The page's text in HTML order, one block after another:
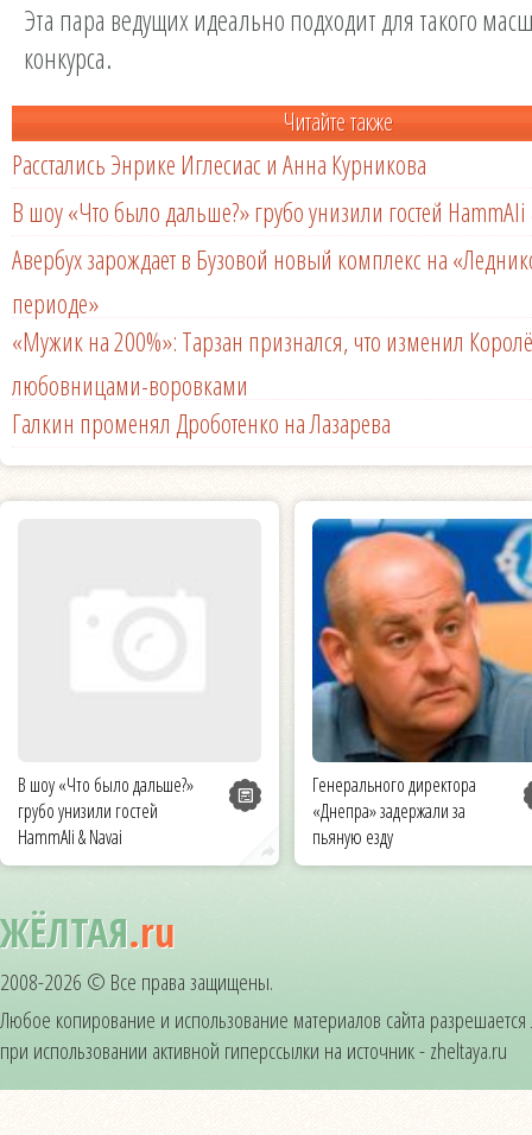
Эта пара ведущих идеально подходит для такого
конкурса.
Читайте также
Расстались Энрике Иглесиас и Анна Курникова
В шоу «Что было дальше?» грубо унизили гостей HammAli
Авербух зарождает в Бузовой новый комплекс на
периоде»
«Мужик на 200%»: Тарзан признался, что изменил
любовницами-воровками
Галкин променял Дроботенко на Лазарева
В шоу «Что было дальше?»
грубо унизили гостей
HammAli & Navai
Генерального директора
«Днепра» задержали за
пьяную езду
ЖЁЛТАЯ.ru
2008-2026 © Все права защищены.
Любое копирование и использование материалов сайта
при использовании активной гиперссылки на источник - zheltaya.ru